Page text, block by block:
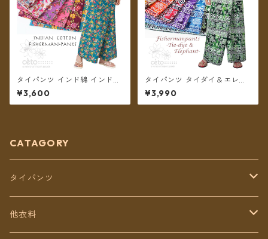
タイパンツ インド綿 インド更
紗 no.9 花柄プリントいろいろ
4タイプ全8カラー ロング丈
【メール便送料無料】
¥3,600
タイパンツ タイダイ＆エレフ
ァントプリント リゾパン 7カ
ラー ロング丈【メール便送料
無料】
¥3,990
CATAGORY
タイパンツ
定番無地タイパンツ
他衣料